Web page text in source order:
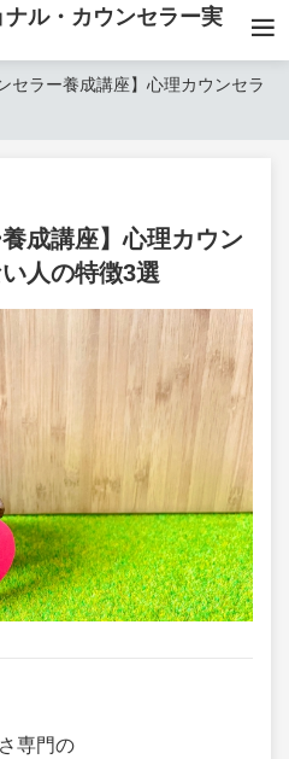
ル・カウンセラー実
セラー養成講座】心理カウンセラ
成講座】心理カウン
人の特徴3選
専門の